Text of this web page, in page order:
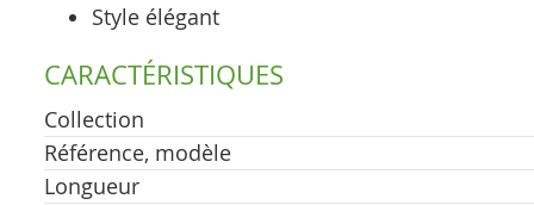
Style élégant
CARACTÉRISTIQUES
Collection
Référence, modèle
Longueur